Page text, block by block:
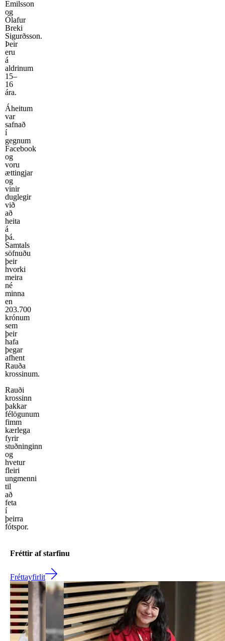
Emilsson
og
Ólafur
Breki
Sigurðsson.
Þeir
eru
á
aldrinum
15–
16
ára.
Áheitum
var
safnað
í
gegnum
Facebook
og
voru
ættingjar
og
vinir
duglegir
við
að
heita
á
þá.
Samtals
söfnuðu
þeir
hvorki
meira
né
minna
en
203.700
krónum
sem
þeir
hafa
þegar
afhent
Rauða
krossinum.
Rauði
krossinn
þakkar
félögunum
fimm
kærlega
fyrir
stuðninginn
og
hvetur
fleiri
ungmenni
til
að
feta
í
þeirra
fótspor.
Fréttir af starfinu
Fréttayfirlit